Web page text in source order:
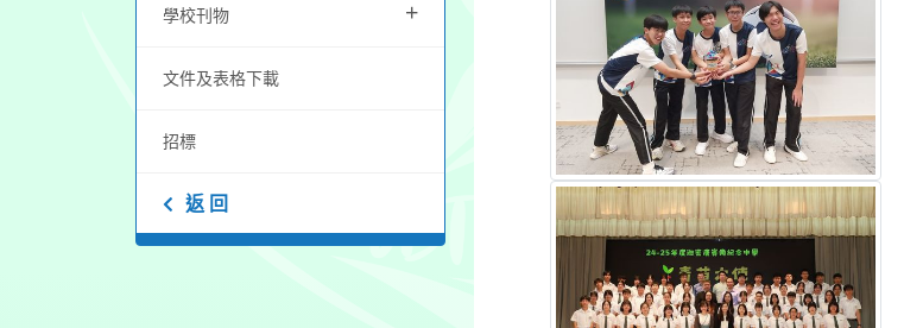
學校刊物 +
文件及表格下載
招標
返 回